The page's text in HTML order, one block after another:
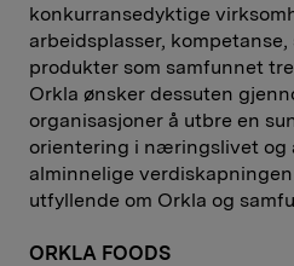
konkurransedyktige
arbeidsplasser,
produkter som samfunnet
Orkla ønsker dessuten
organisasjoner å utbre en
orientering i næringslivet og
alminnelige
utfyllende om Orkla og
ORKLA FOODS